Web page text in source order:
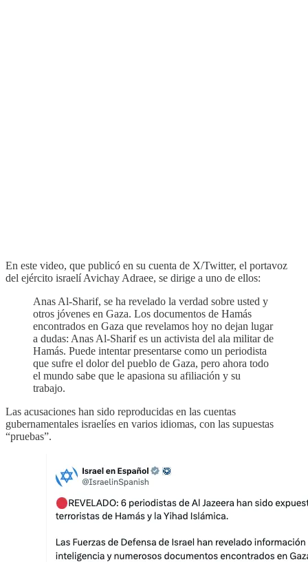
En este video, que publicó en su cuenta de X/Twitter, el portavoz
del ejército israelí Avichay Adraee, se dirige a uno de ellos:
Anas Al-Sharif, se ha revelado la verdad sobre usted y
otros jóvenes en Gaza. Los documentos de Hamás
encontrados en Gaza que revelamos hoy no dejan lugar
a dudas: Anas Al-Sharif es un activista del ala militar de
Hamás. Puede intentar presentarse como un periodista
que sufre el dolor del pueblo de Gaza, pero ahora todo
el mundo sabe que le apasiona su afiliación y su
trabajo.
Las acusaciones han sido reproducidas en las cuentas
gubernamentales israelíes en varios idiomas, con las supuestas
“pruebas”.